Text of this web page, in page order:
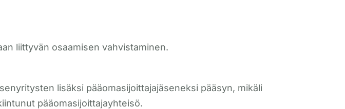
liittyvän osaamisen vahvistaminen.
lisäksi pääomasijoittajajäseneksi pääsyn, mikäli
pääomasijoittajayhteisö.